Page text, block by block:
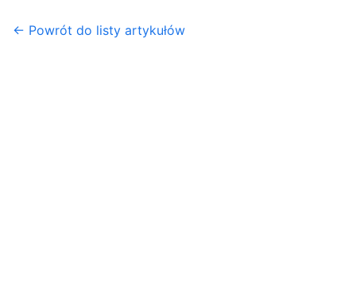
← Powrót do listy artykułów